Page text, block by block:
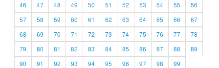
46
47 48 49 50 51 52 53 54 55
56
57
58 59 60 61 62 63 64 65 66
67
68
69 70 71 72 73 74 75 76 77
78
79
80 81 82 83 84 85 86 87 88
89
90
91 92 93 94 95 96 97 98
99